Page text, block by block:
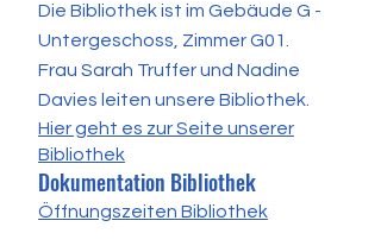
Die Bibliothek ist im Gebäude G -
Untergeschoss, Zimmer G01.
Frau Sarah Truffer und Nadine
Davies leiten unsere Bibliothek.
Hier geht es zur Seite unserer
Bibliothek
Dokumentation Bibliothek
Öffnungszeiten Bibliothek